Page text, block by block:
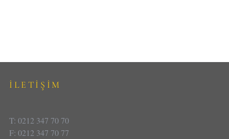
İLETİŞİM
T: 0212 347 70 70
F: 0212 347 70 77